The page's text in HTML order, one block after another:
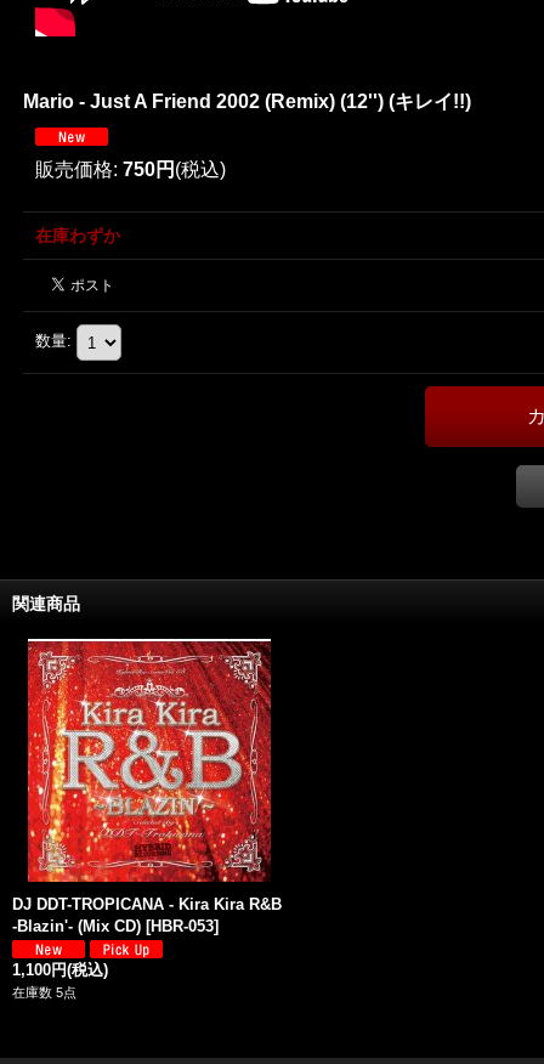
Mario - Just A Friend 2002 (Remix) (12'') (キレイ!!)
販売価格: 750円 (税込)
在庫わずか
数量:
関連商品
DJ DDT-TROPICANA - Kira Kira R&B
-Blazin'- (Mix CD) [HBR-053]
1,100円(税込)
在庫数 5点